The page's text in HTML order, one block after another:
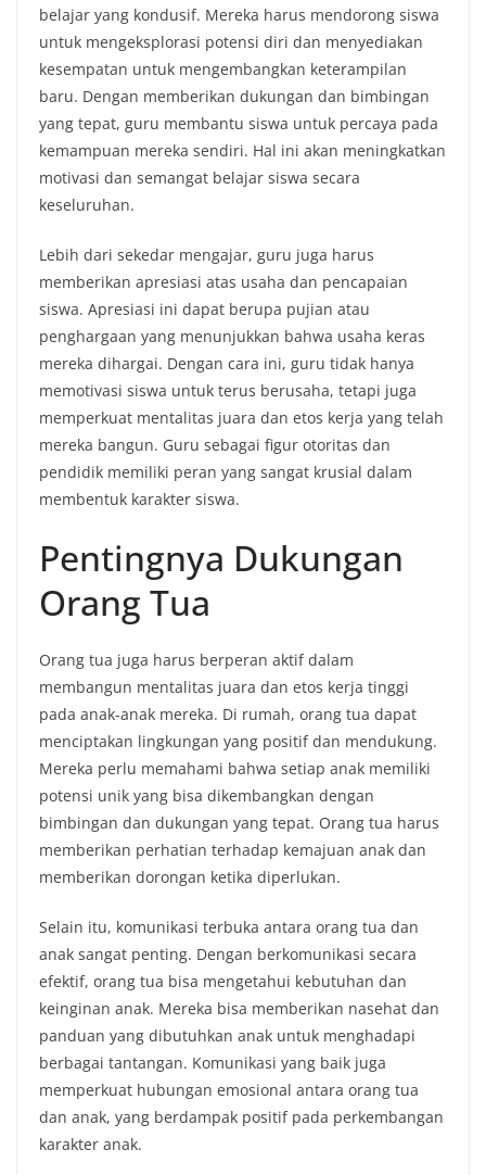
belajar yang kondusif. Mereka harus mendorong siswa
untuk mengeksplorasi potensi diri dan menyediakan
kesempatan untuk mengembangkan keterampilan
baru. Dengan memberikan dukungan dan bimbingan
yang tepat, guru membantu siswa untuk percaya pada
kemampuan mereka sendiri. Hal ini akan meningkatkan
motivasi dan semangat belajar siswa secara
keseluruhan.
Lebih dari sekedar mengajar, guru juga harus
memberikan apresiasi atas usaha dan pencapaian
siswa. Apresiasi ini dapat berupa pujian atau
penghargaan yang menunjukkan bahwa usaha keras
mereka dihargai. Dengan cara ini, guru tidak hanya
memotivasi siswa untuk terus berusaha, tetapi juga
memperkuat mentalitas juara dan etos kerja yang telah
mereka bangun. Guru sebagai figur otoritas dan
pendidik memiliki peran yang sangat krusial dalam
membentuk karakter siswa.
Pentingnya Dukungan
Orang Tua
Orang tua juga harus berperan aktif dalam
membangun mentalitas juara dan etos kerja tinggi
pada anak-anak mereka. Di rumah, orang tua dapat
menciptakan lingkungan yang positif dan mendukung.
Mereka perlu memahami bahwa setiap anak memiliki
potensi unik yang bisa dikembangkan dengan
bimbingan dan dukungan yang tepat. Orang tua harus
memberikan perhatian terhadap kemajuan anak dan
memberikan dorongan ketika diperlukan.
Selain itu, komunikasi terbuka antara orang tua dan
anak sangat penting. Dengan berkomunikasi secara
efektif, orang tua bisa mengetahui kebutuhan dan
keinginan anak. Mereka bisa memberikan nasehat dan
panduan yang dibutuhkan anak untuk menghadapi
berbagai tantangan. Komunikasi yang baik juga
memperkuat hubungan emosional antara orang tua
dan anak, yang berdampak positif pada perkembangan
karakter anak.